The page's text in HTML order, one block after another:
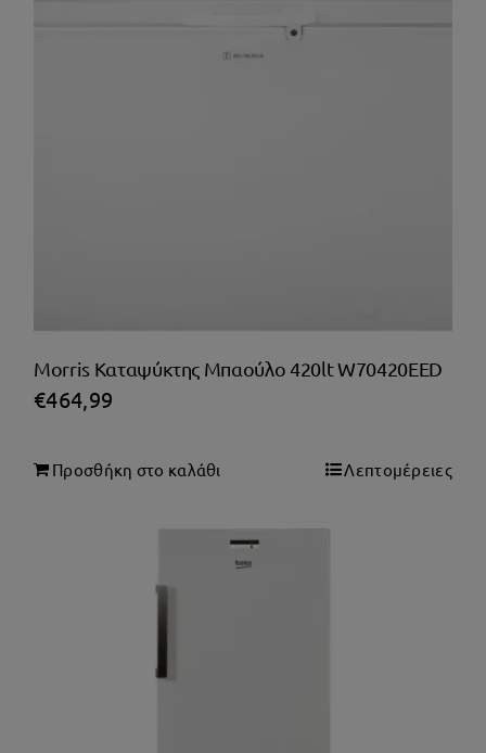
Morris Καταψύκτης Μπαούλο 420lt W70420EED
€464,99
Προσθήκη στο καλάθι Λεπτομέρειες